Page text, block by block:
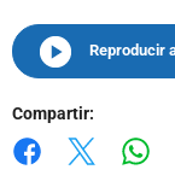
Reproducir
Compartir: